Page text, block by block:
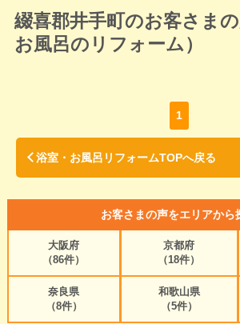
綴喜郡井手町のお客さまの
お風呂のリフォーム）
1
浴室・お風呂リフォームTOPへ戻る
お客さまの声をエリアから
大阪府
（86件）
京都府
（18件）
奈良県
（8件）
和歌山県
（5件）